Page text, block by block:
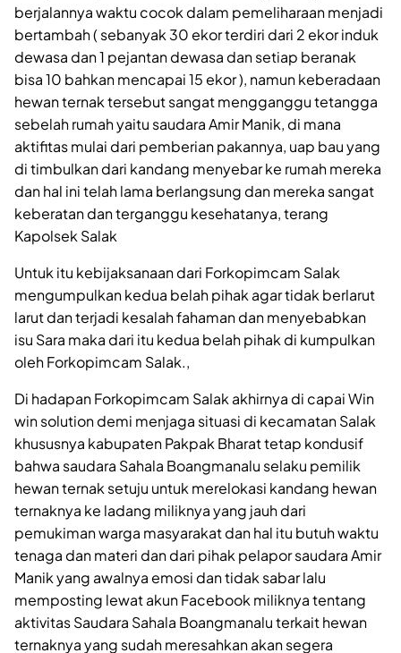
berjalannya waktu cocok dalam pemeliharaan menjadi
bertambah ( sebanyak 30 ekor terdiri dari 2 ekor induk
dewasa dan 1 pejantan dewasa dan setiap beranak
bisa 10 bahkan mencapai 15 ekor ), namun keberadaan
hewan ternak tersebut sangat mengganggu tetangga
sebelah rumah yaitu saudara Amir Manik, di mana
aktifitas mulai dari pemberian pakannya, uap bau yang
di timbulkan dari kandang menyebar ke rumah mereka
dan hal ini telah lama berlangsung dan mereka sangat
keberatan dan terganggu kesehatanya, terang
Kapolsek Salak
Untuk itu kebijaksanaan dari Forkopimcam Salak
mengumpulkan kedua belah pihak agar tidak berlarut
larut dan terjadi kesalah fahaman dan menyebabkan
isu Sara maka dari itu kedua belah pihak di kumpulkan
oleh Forkopimcam Salak.,
Di hadapan Forkopimcam Salak akhirnya di capai Win
win solution demi menjaga situasi di kecamatan Salak
khususnya kabupaten Pakpak Bharat tetap kondusif
bahwa saudara Sahala Boangmanalu selaku pemilik
hewan ternak setuju untuk merelokasi kandang hewan
ternaknya ke ladang miliknya yang jauh dari
pemukiman warga masyarakat dan hal itu butuh waktu
tenaga dan materi dan dari pihak pelapor saudara Amir
Manik yang awalnya emosi dan tidak sabar lalu
memposting lewat akun Facebook miliknya tentang
aktivitas Saudara Sahala Boangmanalu terkait hewan
ternaknya yang sudah meresahkan akan segera